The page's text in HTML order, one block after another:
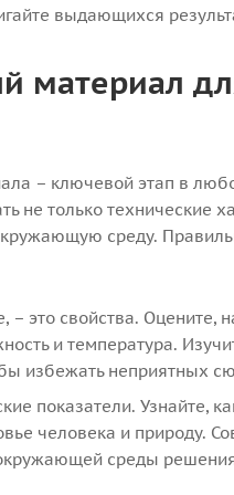
выдающихся
материал
– ключевой этап в
не только технические
среду.
– это свойства. Оцените,
и температура.
избежать неприятных
показатели. Узнайте,
человека и природу.
среды